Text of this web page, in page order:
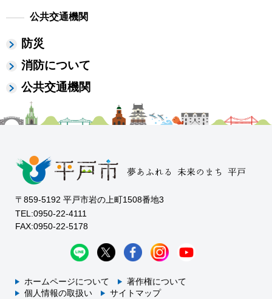
公共交通機関
防災
消防について
公共交通機関
〒859-5192 平戸市岩の上町1508番地3
TEL:0950-22-4111
FAX:0950-22-5178
ホームページについて
著作権について
個人情報の取扱い
サイトマップ